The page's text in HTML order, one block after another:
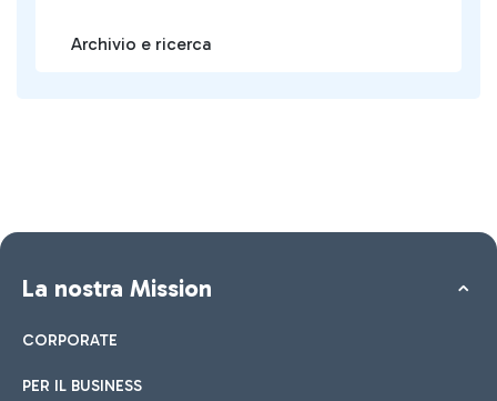
Archivio e ricerca
La nostra Mission
CORPORATE
PER IL BUSINESS